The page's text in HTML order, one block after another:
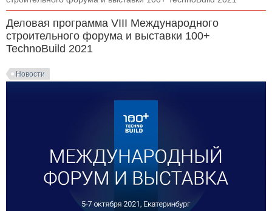
Деловая программа VIII Международного
строительного форума и выставки 100+
TechnoBuild 2021
Новости